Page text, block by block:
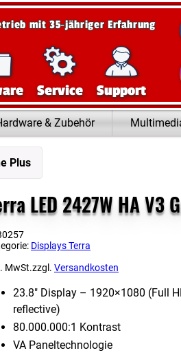
mit 35‑jähriger Erfahrung
Service Support
& Zubehör
Plus
LED 2427W HA V3
Displays Terra
MwSt.zzgl. Versandkosten
23.8″ Display – 1920×1080 (Full
reflective)
80.000.000:1 Kontrast
VA Paneltechnologie